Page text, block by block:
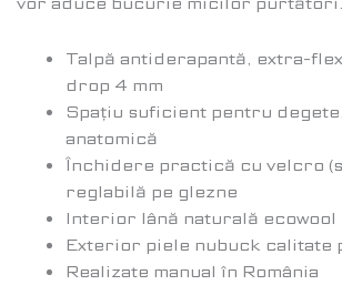
Talpă antiderapantă, extra-
drop 4 mm
Spațiu suficient pentru
anatomică
Închidere practică cu velcro
reglabilă pe glezne
Interior lână naturală ecowool
Exterior piele nubuck calitate
Realizate manual în România